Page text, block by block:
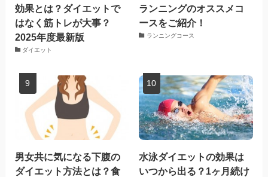
効果とは？ダイエットで
はなく筋トレが大事？
2025年度最新版
ダイエット
ランニングのオススメコ
ースをご紹介！
ランニングコース
男女共に気になる下腹の
ダイエット方法とは？食
水泳ダイエットの効果は
いつから出る？1ヶ月続け